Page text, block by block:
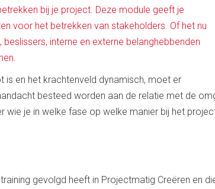
bij je project. Deze module geeft je
voor het betrekken van stakeholders. Of het nu
interne en externe belanghebbenden
is en het krachtenveld dynamisch, moet er
besteed worden aan de relatie met de
wie je in welke fase op welke manier bij het
gevolgd heeft in Projectmatig Creëren en